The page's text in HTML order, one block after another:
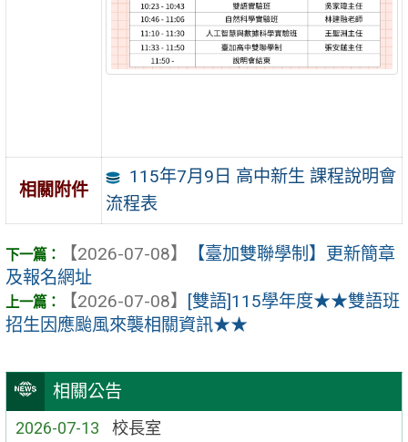
相關公告
2026-07-13 校長室
相關附件
115年7月9日 高中新生 課程說明會
流程表
【2026-07-08】
【臺加雙聯學制】更新簡章
及報名網址
【2026-07-08】 [雙語]115學年度★★雙語班
招生因應颱風來襲相關資訊★★